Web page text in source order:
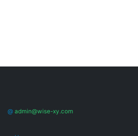
@ admin@wise-xy.com